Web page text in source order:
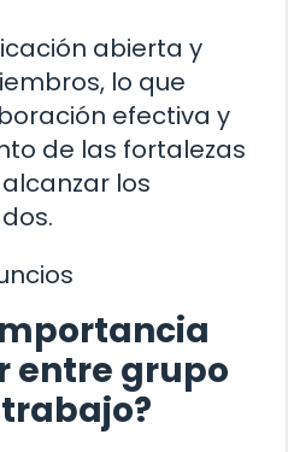
abierta y
lo que
efectiva y
de las fortalezas
los
entre grupo